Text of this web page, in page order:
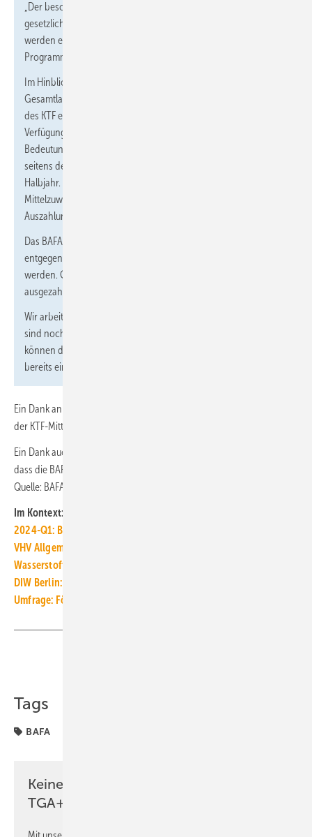
„Der beschlossene Wirtschaftsplan 2024 des KTF gilt. Alle
gesetzlichen und alle bisher eingegangenen Verpflichtungen
werden erfüllt. Es gibt weder einen Förderstopp, noch werden
Programme ausgesetzt.
Im Hinblick auf die derzeitige haushaltswirtschaftliche
Gesamtlage und die kommenden Haushaltsjahre ist innerhalb
des KTF ein wirtschaftlicher und sparsamer Umgang mit den zur
Verfügung stehenden Haushaltsmitteln von besonders hoher
Bedeutung. Die allgemeine Zuweisung der Mittel im KTF erfolgt
seitens des BMF zunächst zeitlich gestaffelt für das erste
Halbjahr. Aufgrund dieser zeitlichen Staffelung bei der
Mittelzuweisung kann in Ausnahmefällen die Bewilligung und
Auszahlung länger dauern als üblich.
Das BAFA nimmt weiterhin Anträge für die Beratungsförderung
entgegen und zahlt Anträge aus, sobald neue Mittel zugewiesen
werden. Grundsätzlich gilt: Alle bewilligten Anträge werden auch
ausgezahlt.
Wir arbeiten intensiv daran, die Situation zu verbessern. Hierzu
sind noch wenige technische Schritte erforderlich. Dann
können die bewilligten Förderungen zeitnah ausgezahlt und die
bereits eingereichten Anträge zügig beschieden werden.“
Ein Dank an alle BAFA-Mitarbeiter, die die Wartezeit auf die Zuweisung
der KTF-Mittel dafür nutzt, dass es danach wieder schnell flutscht!
Ein Dank auch an alle „EBN/EBW-Kunden“, dass sie nicht vergessen,
dass die BAFA-Mitarbeiter die Situation nicht verändern können. ■
Quelle: BAFA / jv
Im Kontext:
2024-Q1: BEG EM dreht Heizungsnachfrage auf Erneuerbare
VHV Allgemeine: Allgefahrendeckung für Wärmepumpen
Wasserstoff-Heizungen: Zahlt sich das für die Wärmewende aus?
DIW Berlin: Bund muss bei Gasnetz-Stilllegungen unterstützen
Umfrage: Förderung von Wärmepumpen wird unterschätzt
Tags
BAFA
Keine Zeit? Kein Problem mit dem
TGA+E Newsletter!